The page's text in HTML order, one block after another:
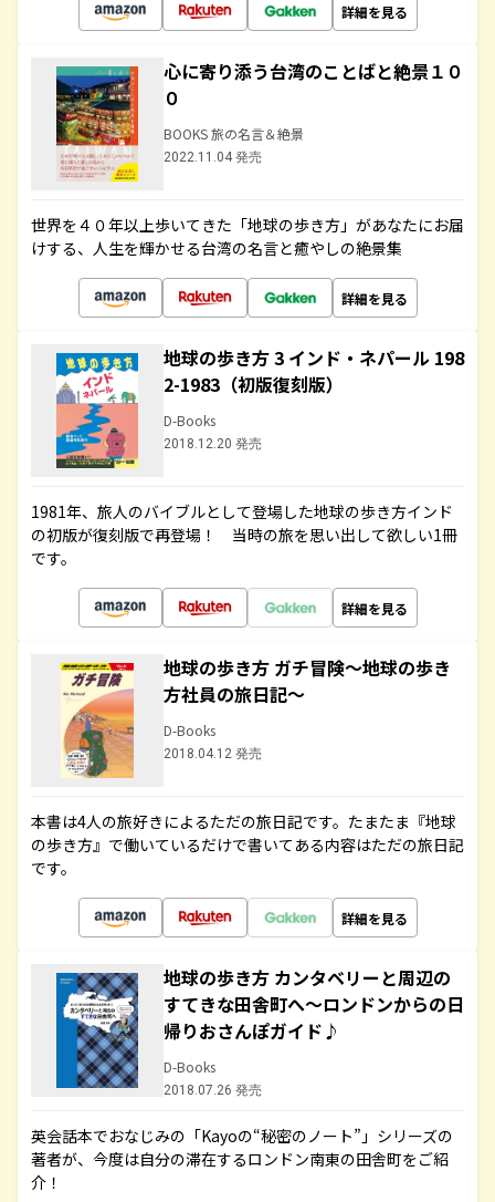
詳細を見る
心に寄り添う台湾のことばと絶景１０
０
BOOKS 旅の名言＆絶景
2022.11.04 発売
世界を４０年以上歩いてきた「地球の歩き方」があなたにお届
けする、人生を輝かせる台湾の名言と癒やしの絶景集
詳細を見る
地球の歩き方 3 インド・ネパール 198
2-1983（初版復刻版）
D-Books
2018.12.20 発売
1981年、旅人のバイブルとして登場した地球の歩き方インド
の初版が復刻版で再登場！ 当時の旅を思い出して欲しい1冊
です。
詳細を見る
地球の歩き方 ガチ冒険～地球の歩き
方社員の旅日記～
D-Books
2018.04.12 発売
本書は4人の旅好きによるただの旅日記です。たまたま『地球
の歩き方』で働いているだけで書いてある内容はただの旅日記
です。
詳細を見る
地球の歩き方 カンタベリーと周辺の
すてきな田舎町へ～ロンドンからの日
帰りおさんぽガイド♪
D-Books
2018.07.26 発売
英会話本でおなじみの「Kayoの“秘密のノート”」シリーズの
著者が、今度は自分の滞在するロンドン南東の田舎町をご紹
介！